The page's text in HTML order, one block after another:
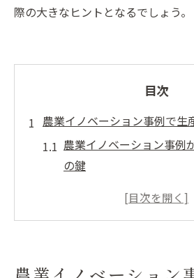
際の大きなヒントとなるでしょう。
目次
農業イノベーション事例で生
農業イノベーション事例
の鍵
スマート農業の革新が生